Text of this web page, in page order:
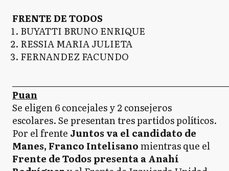
FRENTE DE TODOS
BUYATTI BRUNO ENRIQUE
RESSIA MARIA JULIETA
FERNANDEZ FACUNDO
Puan
Se eligen 6 concejales y 2 consejeros
escolares. Se presentan tres partidos políticos.
Por el frente Juntos va el candidato de
Manes, Franco Intelisanomientras que el
Frente de Todos presenta a Anahí